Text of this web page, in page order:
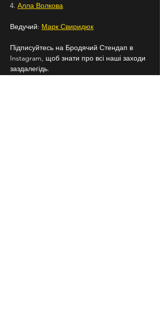
4. Алла Волкова
Ведучий: Марк Свиридюк
Підписуйтесь на Бродячий Стендап в
Instagram, щоб знати про всі наші заходи
заздалегідь.